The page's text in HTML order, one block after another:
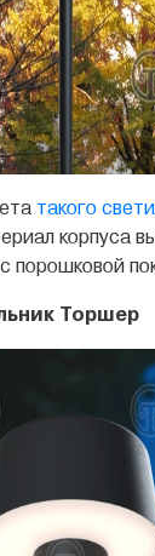
такого
корпуса
порошковой
Торшер